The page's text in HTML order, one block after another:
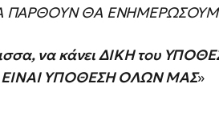
ΠΑΡΘΟΥΝ ΘΑ
να κάνει ΔΙΚΗ του
ΕΙΝΑΙ ΥΠΟΘΕΣΗ ΟΛΩΝ ΜΑΣ»